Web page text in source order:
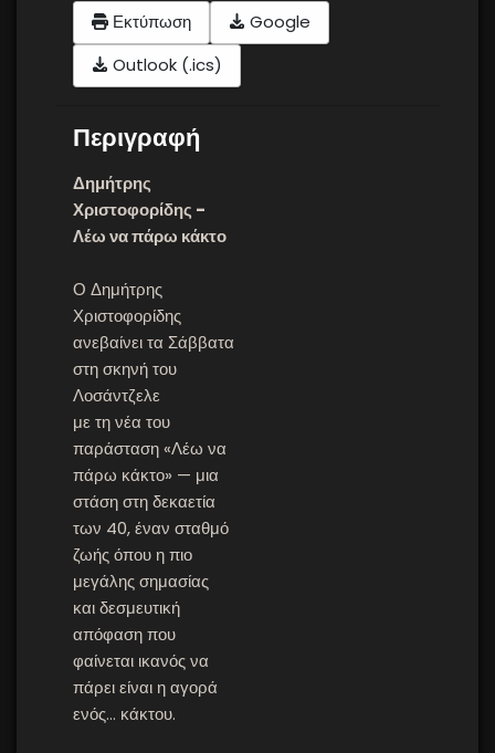
Εκτύπωση
Google
Outlook (.ics)
Περιγραφή
Δημήτρης
Χριστοφορίδης -
Λέω να πάρω κάκτο
Ο Δημήτρης
Χριστοφορίδης
ανεβαίνει τα Σάββατα
στη σκηνή του
Λοσάντζελε
με τη νέα του
παράσταση «Λέω να
πάρω κάκτο» — μια
στάση στη δεκαετία
των 40, έναν σταθμό
ζωής όπου η πιο
μεγάλης σημασίας
και δεσμευτική
απόφαση που
φαίνεται ικανός να
πάρει είναι η αγορά
ενός… κάκτου.